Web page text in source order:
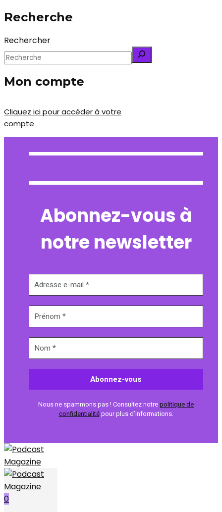
Recherche
Rechercher
Mon compte
Cliquez ici pour accéder à votre
compte
Abonnez-vous à
notre newsletter
Nous ne spammons pas ! Consultez notrepolitique de
confidentialitépour plus d’informations.
0